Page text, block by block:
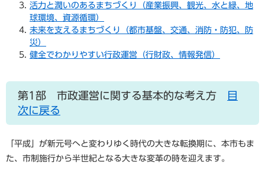
活力と潤いのあるまちづくり（産業振興、観光、水と緑、地
球環境、資源循環）
未来を支えるまちづくり（都市基盤、交通、消防・防犯、防
災）
健全でわかりやすい行政運営（行財政、情報発信）
第1部 市政運営に関する基本的な考え方
目
次に戻る
「平成」が新元号へと変わりゆく時代の大きな転換期に、本市もま
た、市制施行から半世紀となる大きな変革の時を迎えます。